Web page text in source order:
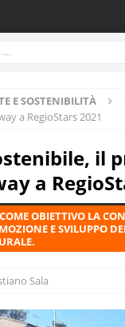
E SOSTENIBILITÀ
a RegioStars 2021
il
a
OBIETTIVO LA
E SVILUPPO
Sala